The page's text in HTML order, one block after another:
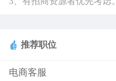
推荐职位
电商客服